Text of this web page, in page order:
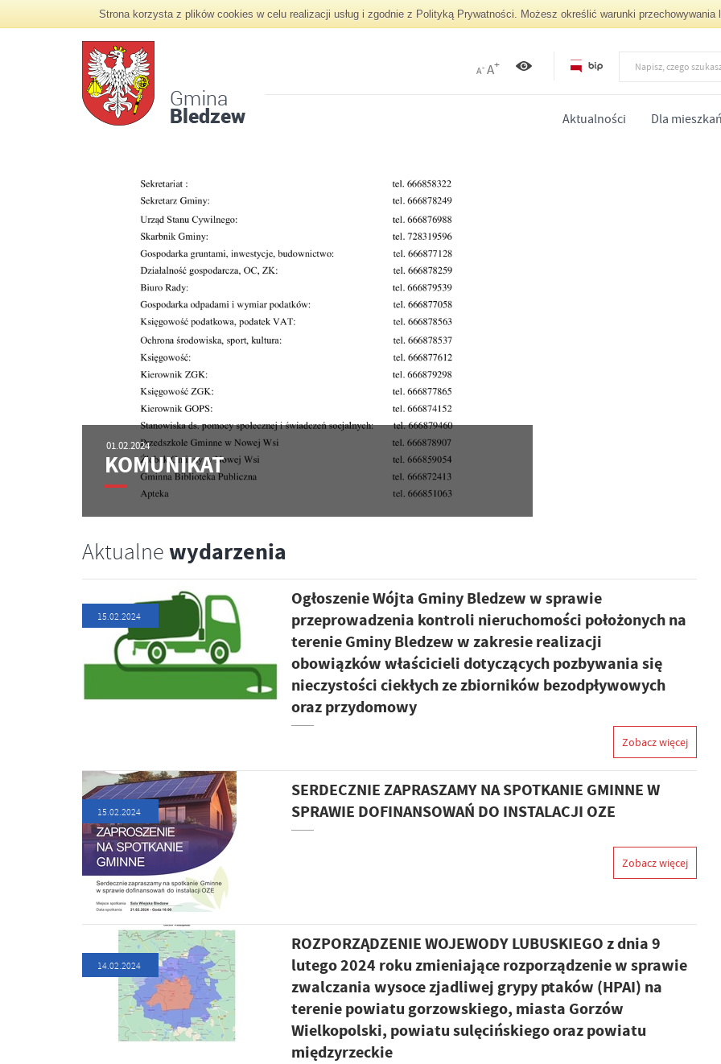
Strona korzysta z plików cookies w celu realizacji usług i zgodnie z Polityką Prywatności. Możesz określić warunki
A- A+
Aktualności Dla
KOMUNIKAT
01.02.2024
Aktualne wydarzenia
15.02.2024
Ogłoszenie Wójta Gminy Bledzew w sprawie
przeprowadzenia kontroli nieruchomości położonych na
terenie Gminy Bledzew w zakresie realizacji
obowiązków właścicieli dotyczących pozbywania się
nieczystości ciekłych ze zbiorników bezodpływowych
oraz przydomowy
Zobacz więcej
15.02.2024
SERDECZNIE ZAPRASZAMY NA SPOTKANIE GMINNE W
SPRAWIE DOFINANSOWAŃ DO INSTALACJI OZE
Zobacz więcej
14.02.2024
ROZPORZĄDZENIE WOJEWODY LUBUSKIEGO z dnia 9
lutego 2024 roku zmieniające rozporządzenie w sprawie
zwalczania wysoce zjadliwej grypy ptaków (HPAI) na
terenie powiatu gorzowskiego, miasta Gorzów
Wielkopolski, powiatu sulęcińskiego oraz powiatu
międzyrzeckie